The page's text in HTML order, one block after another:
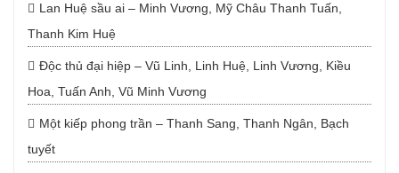
Lan Huệ sầu ai – Minh Vương, Mỹ Châu Thanh Tuấn,
Thanh Kim Huệ
Độc thủ đại hiệp – Vũ Linh, Linh Huệ, Linh Vương, Kiều
Hoa, Tuấn Anh, Vũ Minh Vương
Một kiếp phong trần – Thanh Sang, Thanh Ngân, Bạch
tuyết